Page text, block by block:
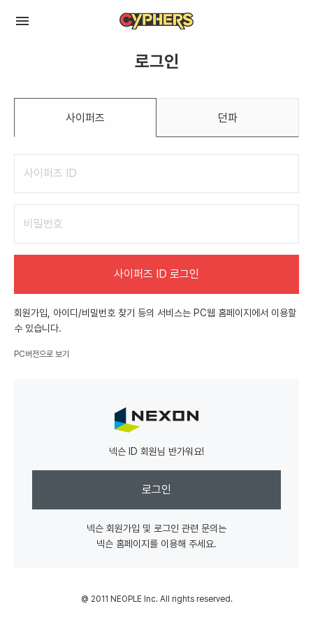
로그인
사이퍼즈 던파
사이퍼즈 ID 로그인
회원가입, 아이디/비밀번호 찾기 등의 서비스는 PC웹 홈페이지에서 이용할
수 있습니다.
PC버전으로 보기
넥슨 ID 회원님 반가워요!
로그인
넥슨 회원가입 및 로그인 관련 문의는
넥슨 홈페이지를 이용해 주세요.
@ 2011 NEOPLE Inc. All rights reserved.